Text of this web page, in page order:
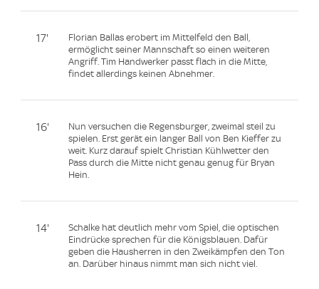
17'
Florian Ballas erobert im Mittelfeld den Ball,
ermöglicht seiner Mannschaft so einen weiteren
Angriff. Tim Handwerker passt flach in die Mitte,
findet allerdings keinen Abnehmer.
16'
Nun versuchen die Regensburger, zweimal steil zu
spielen. Erst gerät ein langer Ball von Ben Kieffer zu
weit. Kurz darauf spielt Christian Kühlwetter den
Pass durch die Mitte nicht genau genug für Bryan
Hein.
14'
Schalke hat deutlich mehr vom Spiel, die optischen
Eindrücke sprechen für die Königsblauen. Dafür
geben die Hausherren in den Zweikämpfen den Ton
an. Darüber hinaus nimmt man sich nicht viel.